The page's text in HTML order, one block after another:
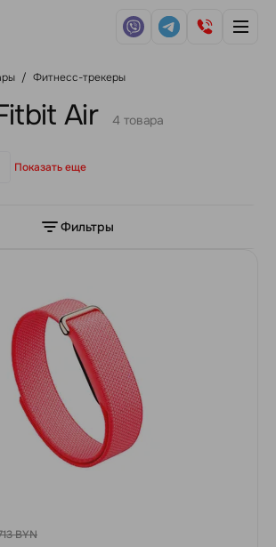
/ Фитнесс-трекеры
Air 4 товара
Показать еще
Фильтры
BYN